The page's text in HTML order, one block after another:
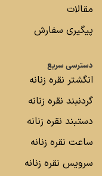
مقالات
پیگیری سفارش
دسترسی سریع
انگشتر نقره زنانه
گردنبند نقره زنانه
دستبند نقره زنانه
ساعت نقره زنانه
سرویس نقره زنانه